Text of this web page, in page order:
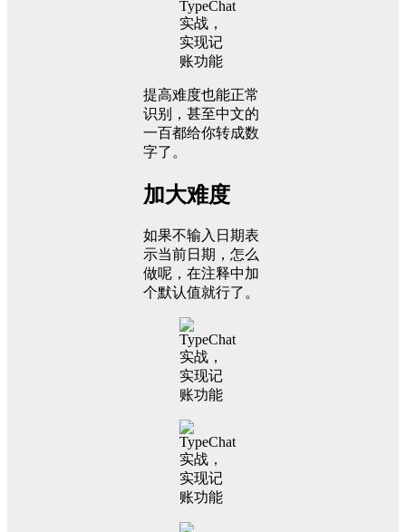
提高难度也能正常
识别，甚至中文的
一百都给你转成数
字了。
加大难度
如果不输入日期表
示当前日期，怎么
做呢，在注释中加
个默认值就行了。